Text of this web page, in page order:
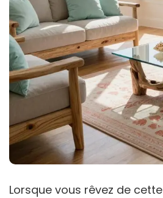
Lorsque vous rêvez de cette